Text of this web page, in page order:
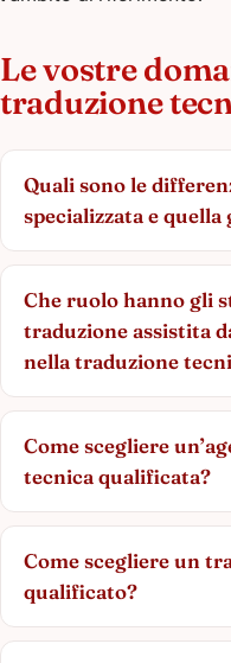
Le vostre
traduzione
Quali sono le
specializzata e quella
Che ruolo hanno gli
traduzione assistita
nella traduzione
Come scegliere
tecnica qualificata?
Come scegliere un
qualificato?